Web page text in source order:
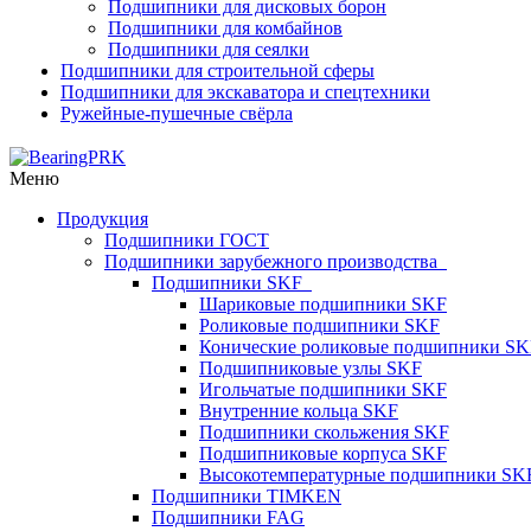
Подшипники для дисковых борон
Подшипники для комбайнов
Подшипники для сеялки
Подшипники для строительной сферы
Подшипники для экскаватора и спецтехники
Ружейные-пушечные свёрла
Меню
Продукция
Подшипники ГОСТ
Подшипники зарубежного производства
Подшипники SKF
Шариковые подшипники SKF
Роликовые подшипники SKF
Конические роликовые подшипники
Подшипниковые узлы SKF
Игольчатые подшипники SKF
Внутренние кольца SKF
Подшипники скольжения SKF
Подшипниковые корпуса SKF
Высокотемпературные подшипники
Подшипники TIMKEN
Подшипники FAG